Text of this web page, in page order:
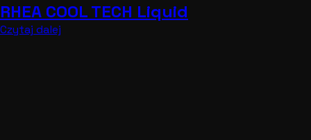
RHEA COOL TECH Liquid
Czytaj dalej